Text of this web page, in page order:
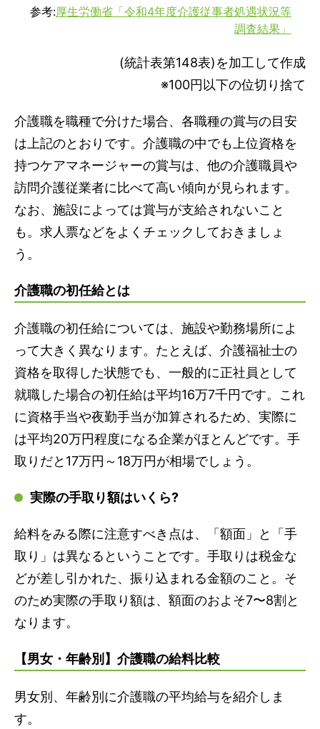
参考:厚生労働省「令和4年度介護従事者処遇状況等
調査結果」
(統計表第148表)を加工して作成
※100円以下の位切り捨て
介護職を職種で分けた場合、各職種の賞与の目安
は上記のとおりです。介護職の中でも上位資格を
持つケアマネージャーの賞与は、他の介護職員や
訪問介護従業者に比べて高い傾向が見られます。
なお、施設によっては賞与が支給されないこと
も。求人票などをよくチェックしておきましょ
う。
介護職の初任給とは
介護職の初任給については、施設や勤務場所によ
って大きく異なります。たとえば、介護福祉士の
資格を取得した状態でも、一般的に正社員として
就職した場合の初任給は平均16万7千円です。これ
に資格手当や夜勤手当が加算されるため、実際に
は平均20万円程度になる企業がほとんどです。手
取りだと17万円～18万円が相場でしょう。
実際の手取り額はいくら?
給料をみる際に注意すべき点は、「額面」と「手
取り」は異なるということです。手取りは税金な
どが差し引かれた、振り込まれる金額のこと。そ
のため実際の手取り額は、額面のおよそ7〜8割と
なります。
【男女・年齢別】介護職の給料比較
男女別、年齢別に介護職の平均給与を紹介しま
す。